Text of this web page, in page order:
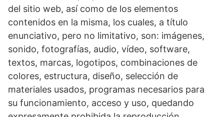
del sitio web, así como de los elementos
contenidos en la misma, los cuales, a título
enunciativo, pero no limitativo, son: imágenes,
sonido, fotografías, audio, vídeo, software,
textos, marcas, logotipos, combinaciones de
colores, estructura, diseño, selección de
materiales usados, programas necesarios para
su funcionamiento, acceso y uso, quedando